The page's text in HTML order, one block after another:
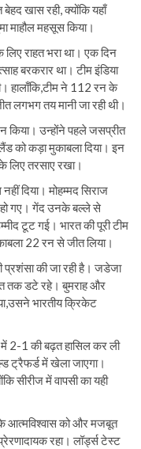
खास रही, क्योंकि यहाँ
महसूस किया।
राहत भरा था। एक दिन
बरकरार था। टीम इंडिया
हालाँकि,टीम ने 112 रन के
लगभग तय मानी जा रही थी।
किया। उन्होंने पहले जसप्रीत
को कड़ा मुकाबला दिया। इन
लिए तरसाए रखा।
दिया। मोहम्मद सिराज
हो गए। गेंद उनके बल्ले से
टूट गई। भारत की पूरी टीम
22 रन से जीत लिया।
प्रशंसा की जा रही है। जडेजा
तक डटे रहे। बुमराह और
भारतीय क्रिकेट
2-1 की बढ़त हासिल कर ली
ट्रैफर्ड में खेला जाएगा।
सीरीज में वापसी का यही
के आत्मविश्वास को और मजबूत
रहा। लॉर्ड्स टेस्ट